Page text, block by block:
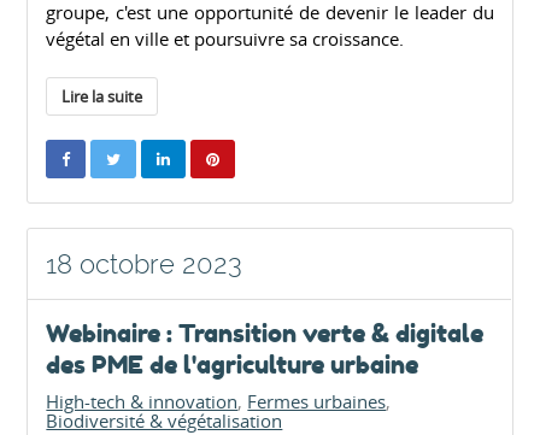
groupe, c'est une opportunité de devenir le leader du
végétal en ville et poursuivre sa croissance.
Lire la suite
18 octobre 2023
Webinaire : Transition verte & digitale
des PME de l'agriculture urbaine
High-tech & innovation Fermes urbaines
Biodiversité & végétalisation